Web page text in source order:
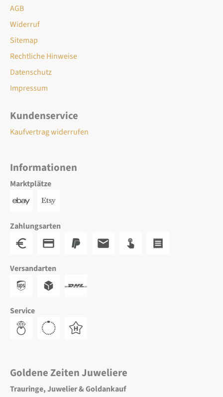
AGB
Widerruf
Sitemap
Rechtliche Hinweise
Datenschutz
Impressum
Kundenservice
Kaufvertrag widerrufen
Informationen
Marktplätze
Zahlungsarten
Versandarten
Service
Goldene Zeiten Juweliere
Trauringe, Juwelier & Goldankauf